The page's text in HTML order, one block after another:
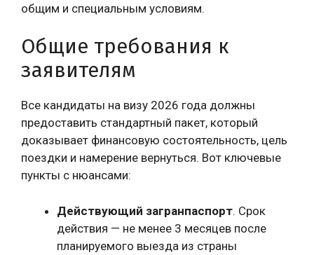
общим и специальным условиям.
Общие требования к
заявителям
Все кандидаты на визу 2026 года должны
предоставить стандартный пакет, который
доказывает финансовую состоятельность, цель
поездки и намерение вернуться. Вот ключевые
пункты с нюансами:
Действующий загранпаспорт. Срок
действия — не менее 3 месяцев после
планируемого выезда из страны